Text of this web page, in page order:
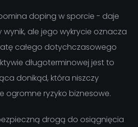
doping w sporcie - daje
wynik, ale jego wykrycie oznacza
całego dotychczasowego
długoterminowej jest to
donikąd, która niszczy
ogromne ryzyko biznesowe.
drogą do osiągnięcia